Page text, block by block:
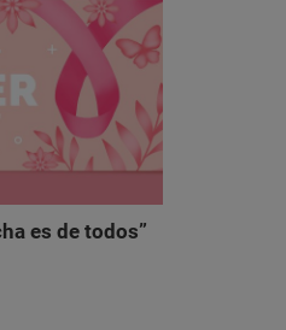
es de todos”